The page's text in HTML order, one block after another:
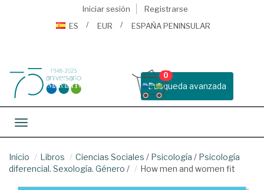
Iniciar sesión
Registrarse
ES
EUR ESPAÑA PENINSULAR
Busqueda avanzada
0
Toggle navigation
Inicio Libros Ciencias Sociales / Psicología / Psicología
diferencial. Sexología. Género / How men and women fit